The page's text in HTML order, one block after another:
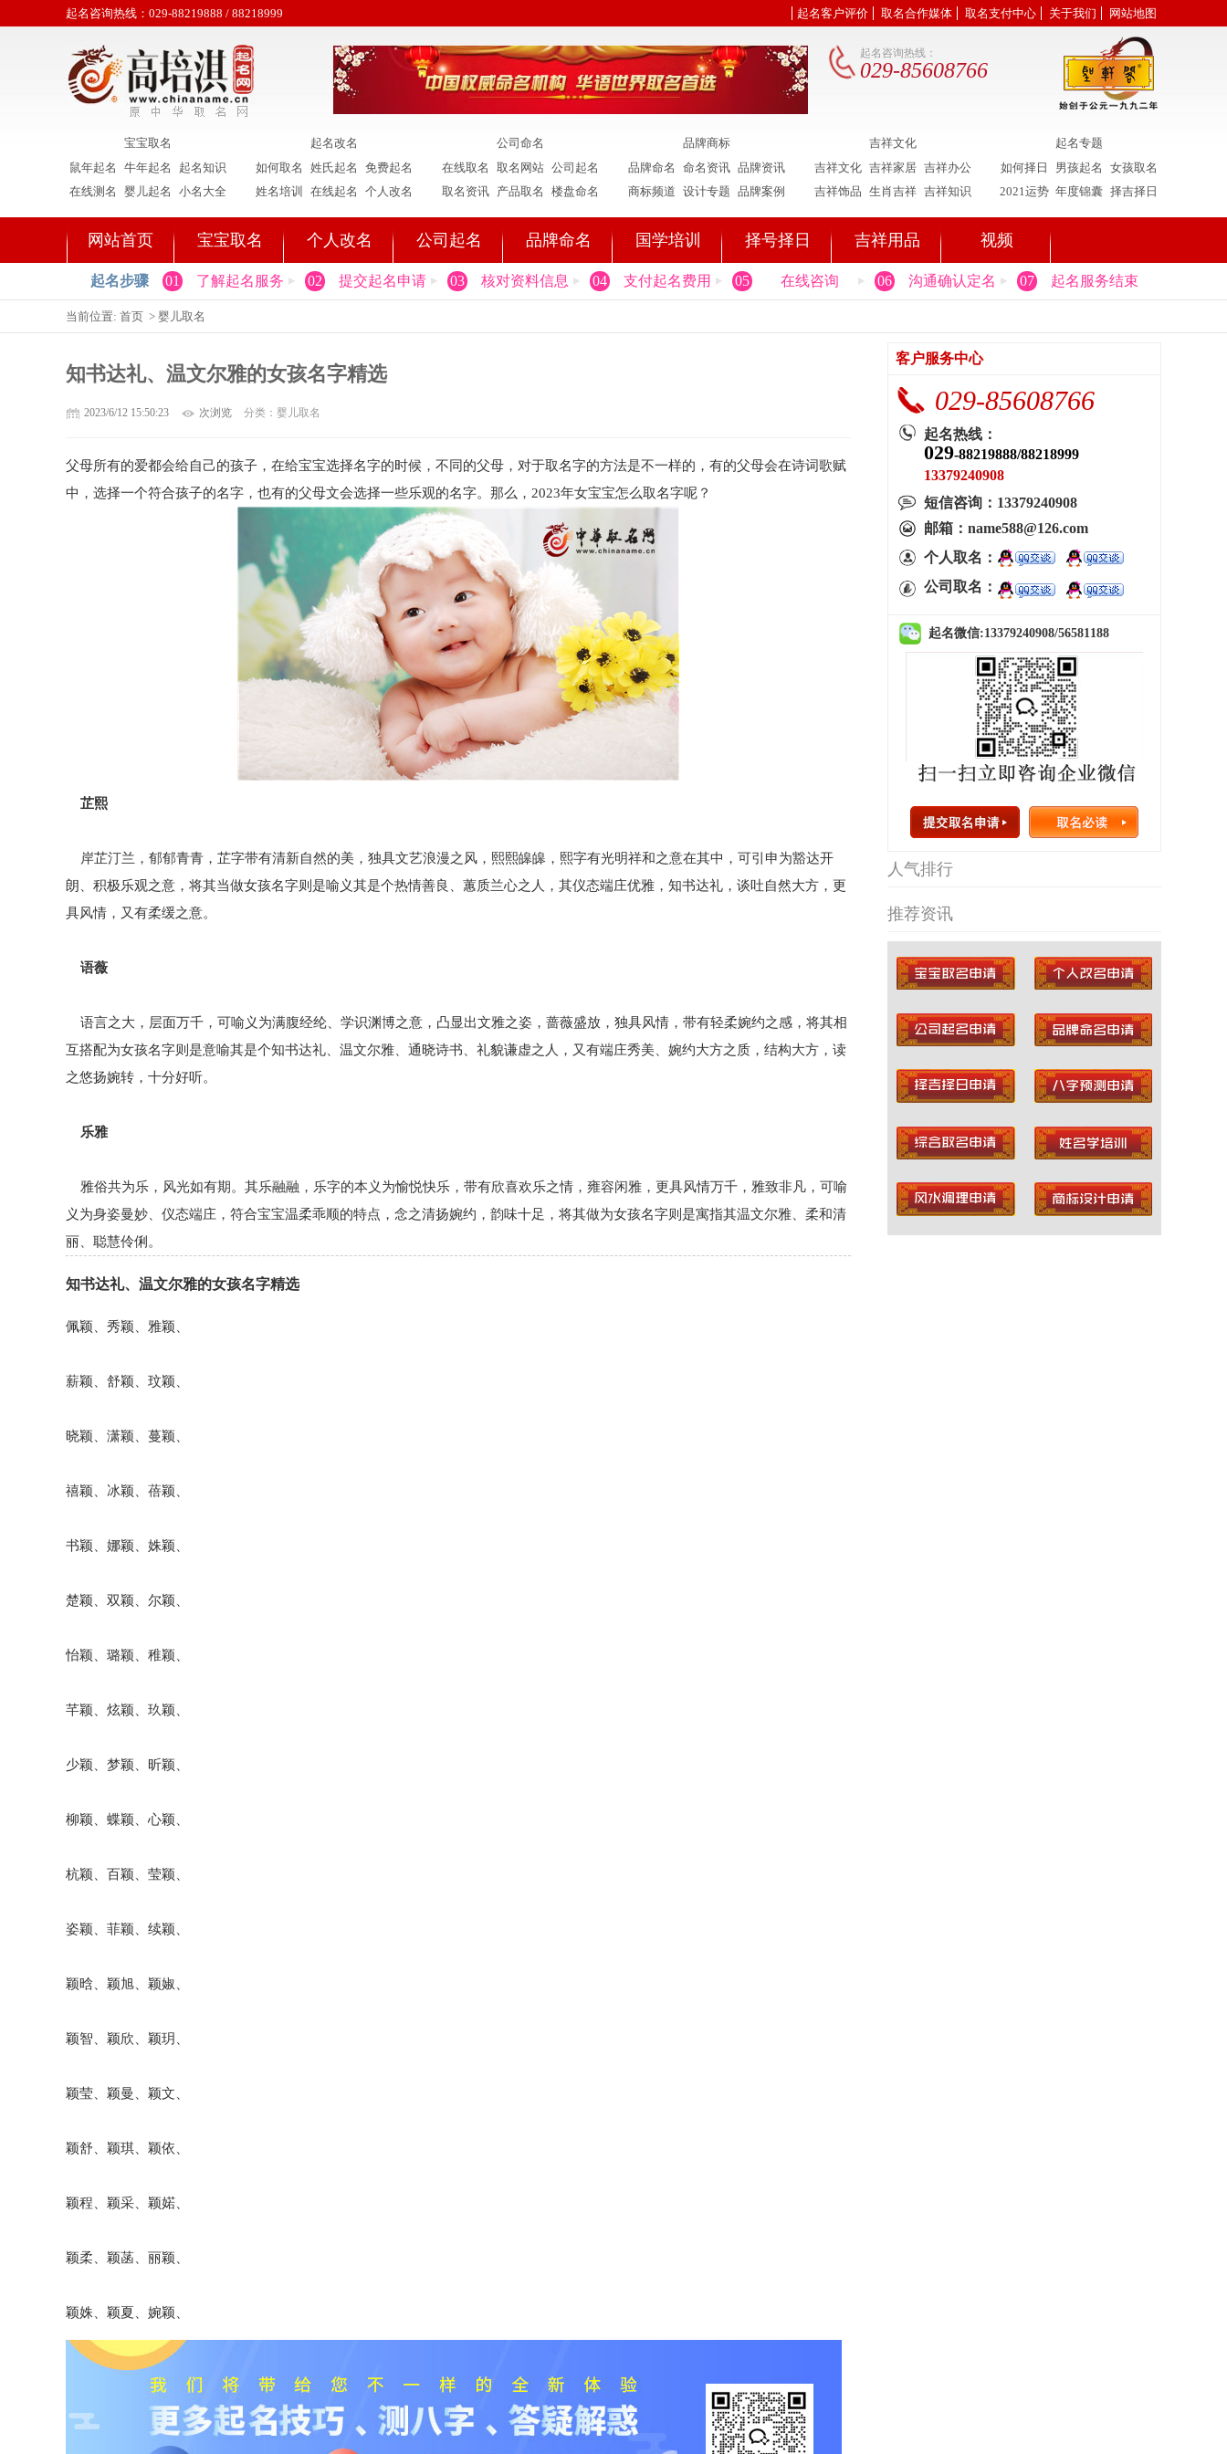
起名咨询热线：029-88219888 / 88218999 起名客户评价 取名合作媒体 取名支付中心 关于我们 网站地图
起名咨询热线：
029-85608766
宝宝取名
鼠年起名
牛年起名
起名知识
在线测名
婴儿起名 小名大全
起名改名
如何取名
姓氏起名
免费起名
姓名培训
在线起名 个人改名
公司命名
在线取名
取名网站 公司起名
取名资讯 产品取名 楼盘命名
品牌商标
品牌命名
命名资讯 品牌资讯
商标频道 设计专题 品牌案例
吉祥文化
吉祥文化 吉祥家居 吉祥办公
吉祥饰品 生肖吉祥 吉祥知识
起名专题
如何择日
男孩起名
女孩取名
2021运势 年度锦囊 择吉择日
网站首页 宝宝取名 个人改名 公司起名 品牌命名 国学培训 择号择日 吉祥用品 视频
起名步骤 01 了解起名服务 02 提交起名申请 03 核对资料信息 04 支付起名费用 05 在线咨询 06 沟通确认定名 07 起名服务结束
当前位置: 首页 > 婴儿取名
客户服务中心
029-85608766
起名热线：
029-88219888/88218999
13379240908
短信咨询： 13379240908
邮箱：name588@126.com
个人取名：
公司取名：
起名微信:13379240908/56581188
人气排行
推荐资讯
知书达礼、温文尔雅的女孩名字精选
2023/6/12 15:50:23 次浏览 分类：婴儿取名
父母所有的爱都会给自己的孩子，在给宝宝选择名字的时候，不同的父母，对于取名字的方法是不一样的，有的父母会在诗词歌赋
中，选择一个符合孩子的名字，也有的父母文会选择一些乐观的名字。那么，2023年女宝宝怎么取名字呢？
芷熙
岸芷汀兰，郁郁青青，芷字带有清新自然的美，独具文艺浪漫之风，熙熙皞皞，熙字有光明祥和之意在其中，可引申为豁达开
朗、积极乐观之意，将其当做女孩名字则是喻义其是个热情善良、蕙质兰心之人，其仪态端庄优雅，知书达礼，谈吐自然大方，更
具风情，又有柔缓之意。
语薇
语言之大，层面万千，可喻义为满腹经纶、学识渊博之意，凸显出文雅之姿，蔷薇盛放，独具风情，带有轻柔婉约之感，将其相
互搭配为女孩名字则是意喻其是个知书达礼、温文尔雅、通晓诗书、礼貌谦虚之人，又有端庄秀美、婉约大方之质，结构大方，读
之悠扬婉转，十分好听。
乐雅
雅俗共为乐，风光如有期。其乐融融，乐字的本义为愉悦快乐，带有欣喜欢乐之情，雍容闲雅，更具风情万千，雅致非凡，可喻
义为身姿曼妙、仪态端庄，符合宝宝温柔乖顺的特点，念之清扬婉约，韵味十足，将其做为女孩名字则是寓指其温文尔雅、柔和清
丽、聪慧伶俐。
知书达礼、温文尔雅的女孩名字精选
佩颖、秀颖、雅颖、
薪颖、舒颖、玟颖、
晓颖、潇颖、蔓颖、
禧颖、冰颖、蓓颖、
书颖、娜颖、姝颖、
楚颖、双颖、尔颖、
怡颖、璐颖、稚颖、
芊颖、炫颖、玖颖、
少颖、梦颖、昕颖、
柳颖、蝶颖、心颖、
杭颖、百颖、莹颖、
姿颖、菲颖、续颖、
颖晗、颖旭、颖婌、
颖智、颖欣、颖玥、
颖莹、颖曼、颖文、
颖舒、颖琪、颖依、
颖程、颖采、颖婼、
颖柔、颖菡、丽颖、
颖姝、颖夏、婉颖、